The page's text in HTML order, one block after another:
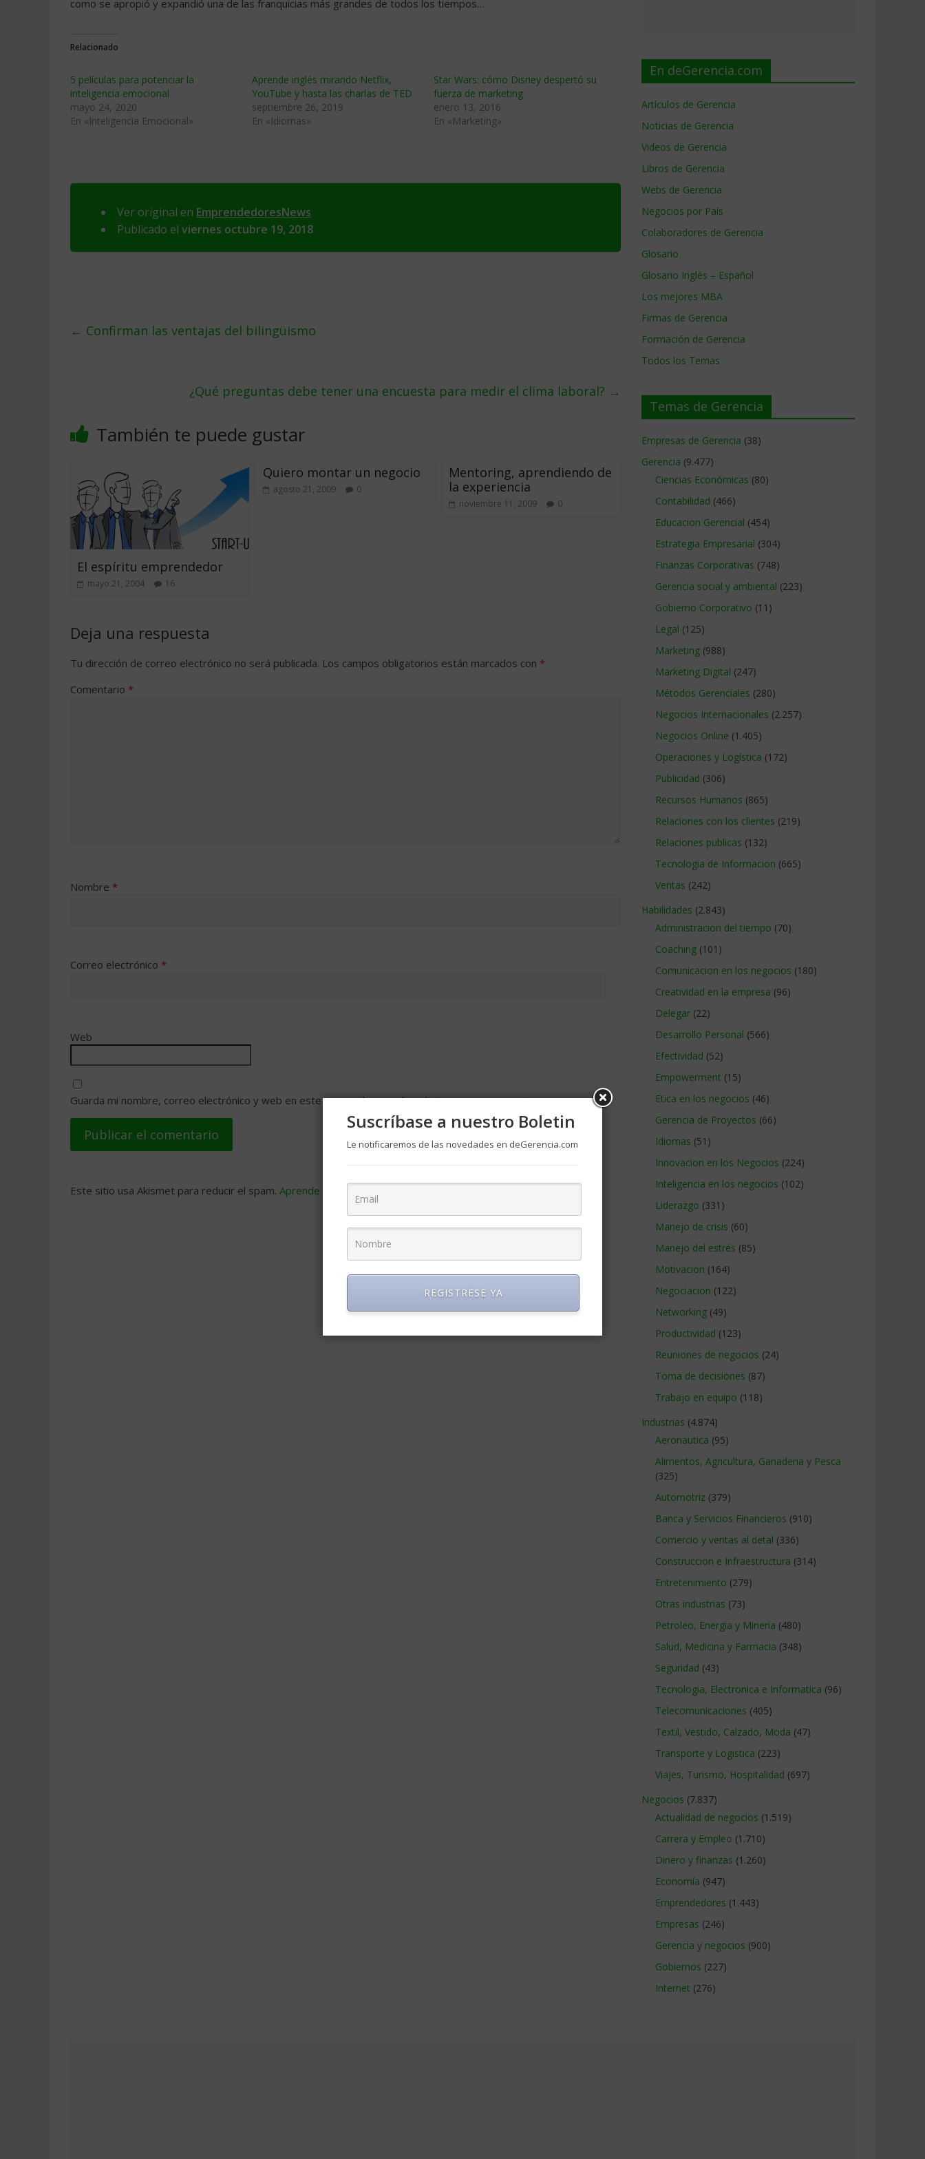
como se apropió y expandió una de las franquicias más grandes de todos los tiempos…
Relacionado
5 películas para potenciar la
inteligencia emocional
mayo 24, 2020
En «Inteligencia Emocional»
Aprende inglés mirando Netflix,
YouTube y hasta las charlas de TED
septiembre 26, 2019
En «Idiomas»
Star Wars: cómo Disney despertó su
fuerza de marketing
enero 13, 2016
En «Marketing»
Ver original en EmprendedoresNews
Publicado el viernes octubre 19, 2018
← Confirman las ventajas del bilingüismo
¿Qué preguntas debe tener una encuesta para medir el clima laboral? →
También te puede gustar
El espíritu emprendedor
mayo 21, 2004 16
Quiero montar un negocio
agosto 21, 2009 0
Mentoring, aprendiendo de
la experiencia
noviembre 11, 2009 0
Deja una respuesta
Tu dirección de correo electrónico no será publicada. Los campos obligatorios están marcados con *
Comentario *
Nombre *
Correo electrónico *
Web
Guarda mi nombre, correo electrónico y web en este navegador para la próxima vez que comente.
Este sitio usa Akismet para reducir el spam. Aprende cómo se procesan los datos de tus comentarios
En deGerencia.com
Artículos de Gerencia
Noticias de Gerencia
Videos de Gerencia
Libros de Gerencia
Webs de Gerencia
Negocios por País
Colaboradores de Gerencia
Glosario
Glosario Inglés – Español
Los mejores MBA
Firmas de Gerencia
Formación de Gerencia
Todos los Temas
Temas de Gerencia
Empresas de Gerencia (38)
Gerencia (9.477)
Ciencias Económicas (80)
Contabilidad (466)
Educacion Gerencial (454)
Estrategia Empresarial (304)
Finanzas Corporativas (748)
Gerencia social y ambiental (223)
Gobierno Corporativo (11)
Legal (125)
Marketing (988)
Marketing Digital (247)
Métodos Gerenciales (280)
Negocios Internacionales (2.257)
Negocios Online (1.405)
Operaciones y Logística (172)
Publicidad (306)
Recursos Humanos (865)
Relaciones con los clientes (219)
Relaciones publicas (132)
Tecnologia de Informacion (665)
Ventas (242)
Habilidades (2.843)
Administracion del tiempo (70)
Coaching (101)
Comunicacion en los negocios (180)
Creatividad en la empresa (96)
Delegar (22)
Desarrollo Personal (566)
Efectividad (52)
Empowerment (15)
Etica en los negocios (46)
Gerencia de Proyectos (66)
Idiomas (51)
Innovacion en los Negocios (224)
Inteligencia en los negocios (102)
Liderazgo (331)
Manejo de crisis (60)
Manejo del estrés (85)
Motivacion (164)
Negociacion (122)
Networking (49)
Productividad (123)
Reuniones de negocios (24)
Toma de decisiones (87)
Trabajo en equipo (118)
Industrias (4.874)
Aeronautica (95)
Alimentos, Agricultura, Ganaderia y Pesca
(325)
Automotriz (379)
Banca y Servicios Financieros (910)
Comercio y ventas al detal (336)
Construccion e Infraestructura (314)
Entretenimiento (279)
Otras industrias (73)
Petroleo, Energia y Mineria (480)
Salud, Medicina y Farmacia (348)
Seguridad (43)
Tecnologia, Electronica e Informatica (96)
Telecomunicaciones (405)
Textil, Vestido, Calzado, Moda (47)
Transporte y Logistica (223)
Viajes, Turismo, Hospitalidad (697)
Negocios (7.837)
Actualidad de negocios (1.519)
Carrera y Empleo (1.710)
Dinero y finanzas (1.260)
Economía (947)
Emprendedores (1.443)
Empresas (246)
Gerencia y negocios (900)
Gobiernos (227)
Internet (276)
Suscríbase a nuestro Boletin
Le notificaremos de las novedades en deGerencia.com
REGISTRESE YA